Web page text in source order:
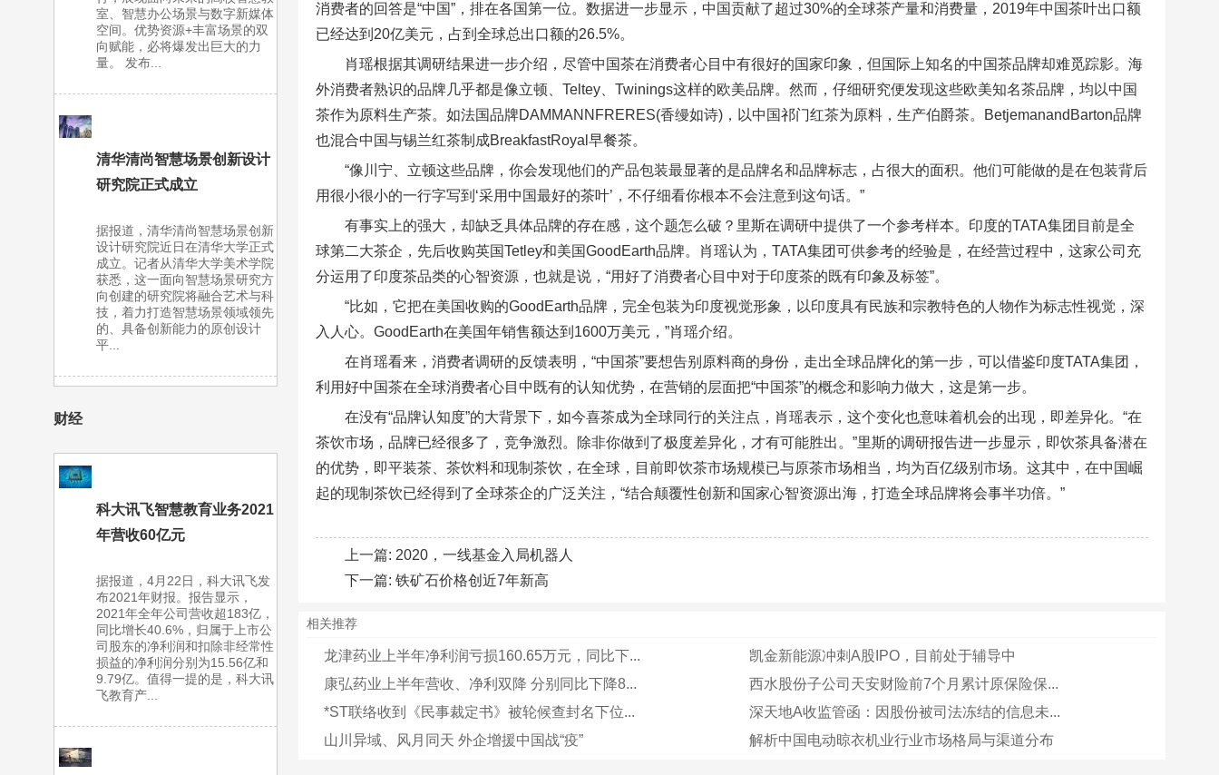
室、智慧办公场景与数字新媒体
空间。优势资源+丰富场景的双
向赋能，必将爆发出巨大的力
量。 发布...
清华清尚智慧场景创新设计
研究院正式成立
据报道，清华清尚智慧场景创新
设计研究院近日在清华大学正式
成立。记者从清华大学美术学院
获悉，这一面向智慧场景研究方
向创建的研究院将融合艺术与科
技，着力打造智慧场景领域领先
的、具备创新能力的原创设计
平...
财经
科大讯飞智慧教育业务2021
年营收60亿元
据报道，4月22日，科大讯飞发
布2021年财报。报告显示，
2021年全年公司营收超183亿，
同比增长40.6%，归属于上市公
司股东的净利润和扣除非经常性
损益的净利润分别为15.56亿和
9.79亿。值得一提的是，科大讯
飞教育产...
消费者的回答是“中国”，排在各国第一位。数据进一步显示，中国贡献了超过30%的全球茶产量和消费量，2019年中国茶叶出口额
已经达到20亿美元，占到全球总出口额的26.5%。
肖瑶根据其调研结果进一步介绍，尽管中国茶在消费者心目中有很好的国家印象，但国际上知名的中国茶品牌却难觅踪影。海
外消费者熟识的品牌几乎都是像立顿、Teltey、Twinings这样的欧美品牌。然而，仔细研究便发现这些欧美知名茶品牌，均以中国
茶作为原料生产茶。如法国品牌DAMMANNFRERES(香缦如诗)，以中国祁门红茶为原料，生产伯爵茶。BetjemanandBarton品牌
也混合中国与锡兰红茶制成BreakfastRoyal早餐茶。
“像川宁、立顿这些品牌，你会发现他们的产品包装最显著的是品牌名和品牌标志，占很大的面积。他们可能做的是在包装背后
用很小很小的一行字写到‘采用中国最好的茶叶’，不仔细看你根本不会注意到这句话。”
有事实上的强大，却缺乏具体品牌的存在感，这个题怎么破？里斯在调研中提供了一个参考样本。印度的TATA集团目前是全
球第二大茶企，先后收购英国Tetley和美国GoodEarth品牌。肖瑶认为，TATA集团可供参考的经验是，在经营过程中，这家公司充
分运用了印度茶品类的心智资源，也就是说，“用好了消费者心目中对于印度茶的既有印象及标签”。
“比如，它把在美国收购的GoodEarth品牌，完全包装为印度视觉形象，以印度具有民族和宗教特色的人物作为标志性视觉，深
入人心。GoodEarth在美国年销售额达到1600万美元，”肖瑶介绍。
在肖瑶看来，消费者调研的反馈表明，“中国茶”要想告别原料商的身份，走出全球品牌化的第一步，可以借鉴印度TATA集团，
利用好中国茶在全球消费者心目中既有的认知优势，在营销的层面把“中国茶”的概念和影响力做大，这是第一步。
在没有“品牌认知度”的大背景下，如今喜茶成为全球同行的关注点，肖瑶表示，这个变化也意味着机会的出现，即差异化。“在
茶饮市场，品牌已经很多了，竞争激烈。除非你做到了极度差异化，才有可能胜出。”里斯的调研报告进一步显示，即饮茶具备潜在
的优势，即平装茶、茶饮料和现制茶饮，在全球，目前即饮茶市场规模已与原茶市场相当，均为百亿级别市场。这其中，在中国崛
起的现制茶饮已经得到了全球茶企的广泛关注，“结合颠覆性创新和国家心智资源出海，打造全球品牌将会事半功倍。”
上一篇: 2020，一线基金入局机器人
下一篇: 铁矿石价格创近7年新高
相关推荐
龙津药业上半年净利润亏损160.65万元，同比下...
凯金新能源冲刺A股IPO，目前处于辅导中
康弘药业上半年营收、净利双降 分别同比下降8...
西水股份子公司天安财险前7个月累计原保险保...
*ST联络收到《民事裁定书》被轮候查封名下位...
深天地A收监管函：因股份被司法冻结的信息未...
山川异域、风月同天 外企增援中国战“疫”
解析中国电动晾衣机业行业市场格局与渠道分布